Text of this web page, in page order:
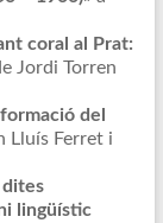
coral al Prat:
Jordi Torren
formació del
Lluís Ferret i
dites
lingüístic